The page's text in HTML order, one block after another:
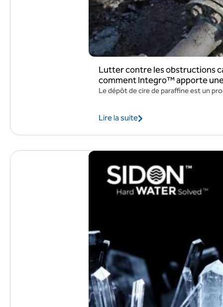
Lutter contre les obstructions
comment Integro™ apporte
Le dépôt de cire de paraffine est un
Lire la suite